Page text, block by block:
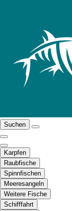
Suchen
Karpfen
Raubfische
Spinnfischen
Meeresangeln
Weitere Fische
Schifffahrt